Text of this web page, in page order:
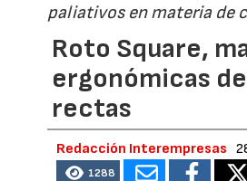
paliativos en materia de
Roto Square,
ergonómicas
rectas
Redacción Interempresas
1288